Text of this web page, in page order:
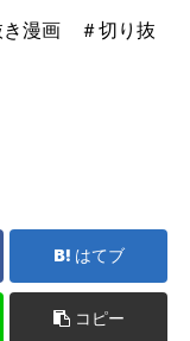
き漫画 ＃切り抜
はてブ
コピー